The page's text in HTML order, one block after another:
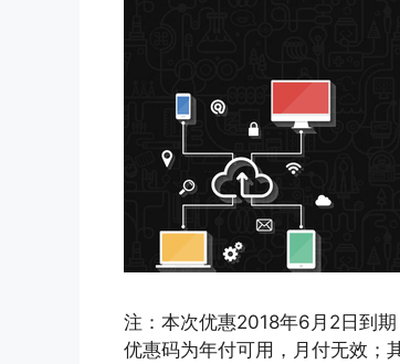
注：本次优惠2018年6月2日到
优惠码为年付可用，月付无效；